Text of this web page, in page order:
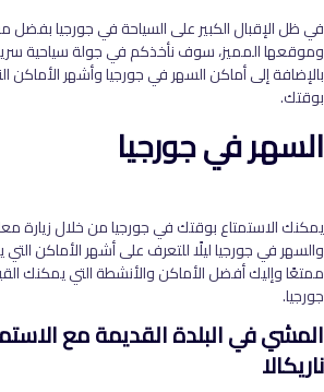
في ظل الإقبال الكبير على السياحة في جورجيا بفضل
وموقعها المميز، سوف نأخذكم في جولة سياحية
بالإضافة إلى أماكن السهر في جورجيا وأشهر الأماكن
بوقتك.
السهر في جورجيا
يمكنك الاستمتاع بوقتك في جورجيا من خلال زيارة
والسهر في جورجيا ليلًا للتعرف على أشهر الأماكن
ممتعًا وإليك أفضل الأماكن والأنشطة التي يمكنك
جورجيا.
المشي في البلدة القديمة مع
ناريكالا